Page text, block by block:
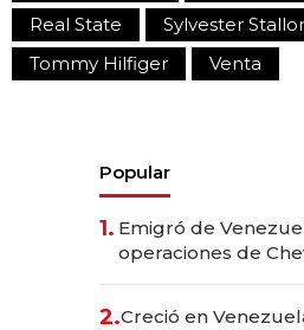
Real State
Sylvester
Tommy Hilfiger
Venta
Popular
1. Emigró de
operaciones de
2.Creció en